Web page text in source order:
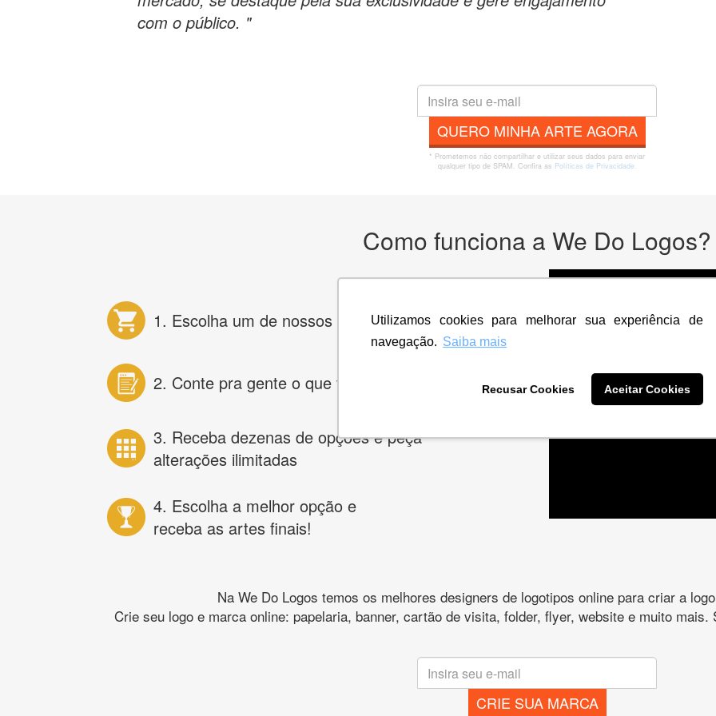
Utilizamos cookies para melhorar sua experiência de
navegação. Saiba mais
Recusar Cookies Aceitar Cookies
com o público. "
QUERO MINHA ARTE AGORA
* Prometemos não compartilhar e utilizar seus dados para enviar
qualquer tipo de SPAM. Confira as Políticas de Privacidade.
Como funciona a We Do Logos?
1. Escolha um de nossos produtos
2. Conte pra gente o que você deseja na criação
3. Receba dezenas de opções e peça
alterações ilimitadas
4. Escolha a melhor opção e
receba as artes finais!
Na We Do Logos temos os melhores designers de logotipos online para criar a
Crie seu logo e marca online: papelaria, banner, cartão de visita, folder, flyer, website e muito
CRIE SUA MARCA